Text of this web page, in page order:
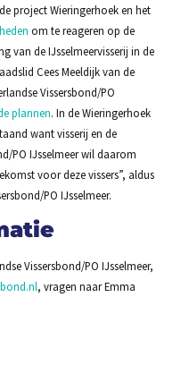
project Wieringerhoek en het
om te reageren op de
van de IJsselmeervisserij in de
Cees Meeldijk van de
Vissersbond/PO
plannen. In de Wieringerhoek
want visserij en de
PO IJsselmeer wil daarom
voor deze vissers”, aldus
PO IJsselmeer.
Vissersbond/PO IJsselmeer,
, vragen naar Emma